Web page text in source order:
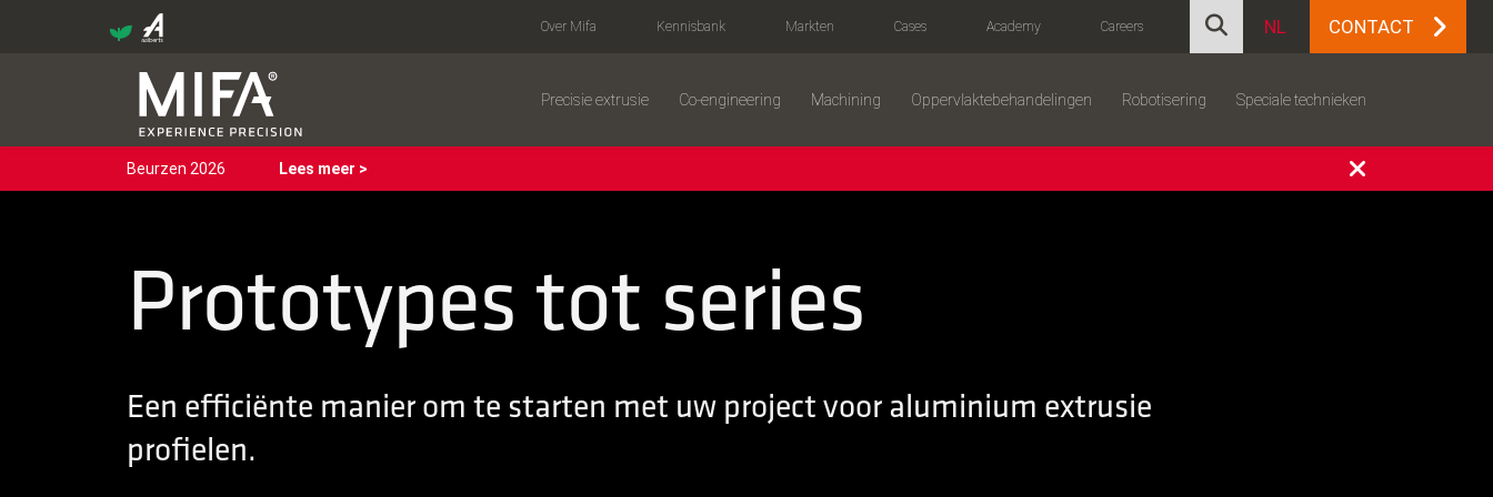
Over Mifa Kennisbank Markten Cases Academy Careers NL CONTACT
Precisie extrusie Co-engineering Machining Oppervlaktebehandelingen Robotisering Speciale technieken
Beurzen 2026 Lees meer >
Prototypes tot series
Een efficiënte manier om te starten met uw project voor aluminium extrusie
profielen.